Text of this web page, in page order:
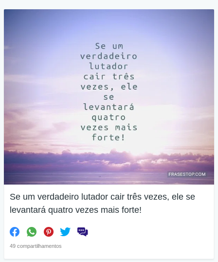
Se um verdadeiro lutador cair três vezes, ele se
levantará quatro vezes mais forte!
49 compartilhamentos